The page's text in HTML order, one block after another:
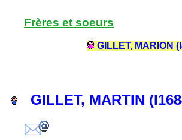
Frères et soeurs
GILLET, MARION
GILLET, MARTIN